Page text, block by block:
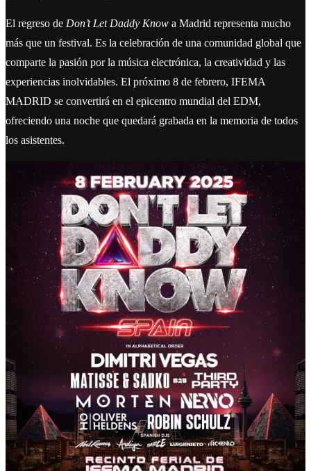
El regreso de Don’t Let Daddy Know a Madrid representa mucho
más que un festival. Es la celebración de una comunidad global que
comparte la pasión por la música electrónica, la creatividad y las
experiencias inolvidables. El próximo 8 de febrero, IFEMA
MADRID se convertirá en el epicentro mundial del EDM,
ofreciendo una noche que quedará grabada en la memoria de todos
los asistentes.